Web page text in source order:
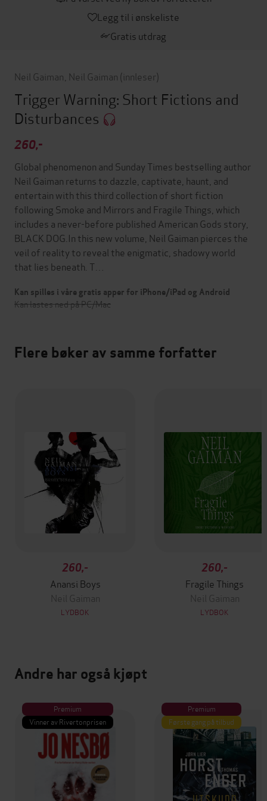
Legg til i ønskeliste
Gratis utdrag
Neil Gaiman Neil Gaiman (innleser)
Trigger Warning: Short Fictions and
Disturbances
260,-
Global phenomenon and Sunday Times bestselling author
Neil Gaiman returns to dazzle, captivate, haunt, and
entertain with this third collection of short fiction
following Smoke and Mirrors and Fragile Things, which
includes a never-before published American Gods story,
BLACK DOG.In this new volume, Neil Gaiman pierces the
veil of reality to reveal the enigmatic, shadowy world
that lies beneath. T…
Kan spilles i våre gratis apper for iPhone/iPad og Android
Kan lastes ned på PC/Mac
Flere bøker av samme forfatter
260,-
Anansi Boys
Neil Gaiman
LYDBOK
260,-
Fragile Things
Neil Gaiman
LYDBOK
Andre har også kjøpt
Premium
Vinner av Rivertonprisen
Premium
Første gang på tilbud